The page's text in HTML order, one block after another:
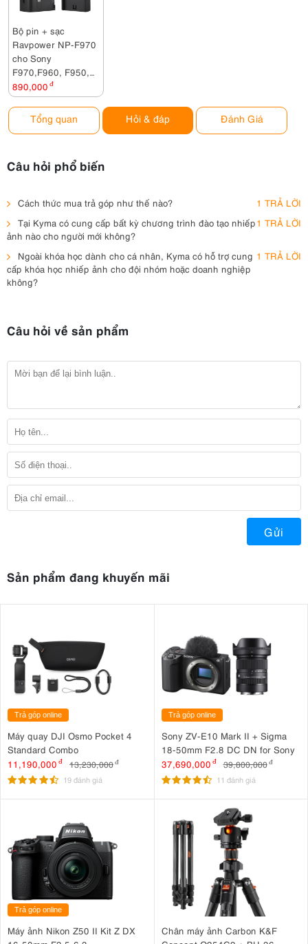
Bộ pin + sạc
Ravpower NP-F970
cho Sony
F970,F960, F950,
F550, F750, FM50,
FM70, FM90, PAN
VDB1, VDB2, JVC
V607u, V617u
890,000 đ
Tổng quan Hỏi & đáp Đánh Giá
Câu hỏi phổ biến
Cách thức mua trả góp như thế nào?
1 TRẢ LỜI
Tại Kyma có cung cấp bất kỳ chương trình đào tạo nhiếp
ảnh nào cho người mới không?
1 TRẢ LỜI
Ngoài khóa học dành cho cá nhân, Kyma có hỗ trợ cung
cấp khóa học nhiếp ảnh cho đội nhóm hoặc doanh nghiệp
không?
1 TRẢ LỜI
Câu hỏi về sản phẩm
Gửi
Sản phẩm đang khuyến mãi
Trả góp online
Máy quay DJI Osmo Pocket 4
Standard Combo
11,190,000 đ 13,230,000đ
19 đánh giá
Trả góp online
Sony ZV-E10 Mark II + Sigma
18-50mm F2.8 DC DN for Sony
37,690,000 đ 39,800,000 đ
11 đánh giá
Trả góp online
Máy ảnh Nikon Z50 II Kit Z DX
Chân máy ảnh Carbon K&F